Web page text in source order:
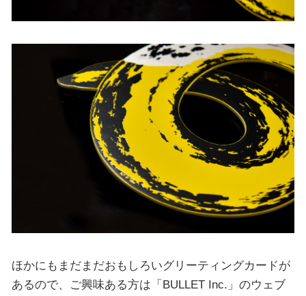
ほかにもまだまだおもしろいグリーティングカードが
あるので、ご興味ある方は「BULLET Inc.」のウェブ